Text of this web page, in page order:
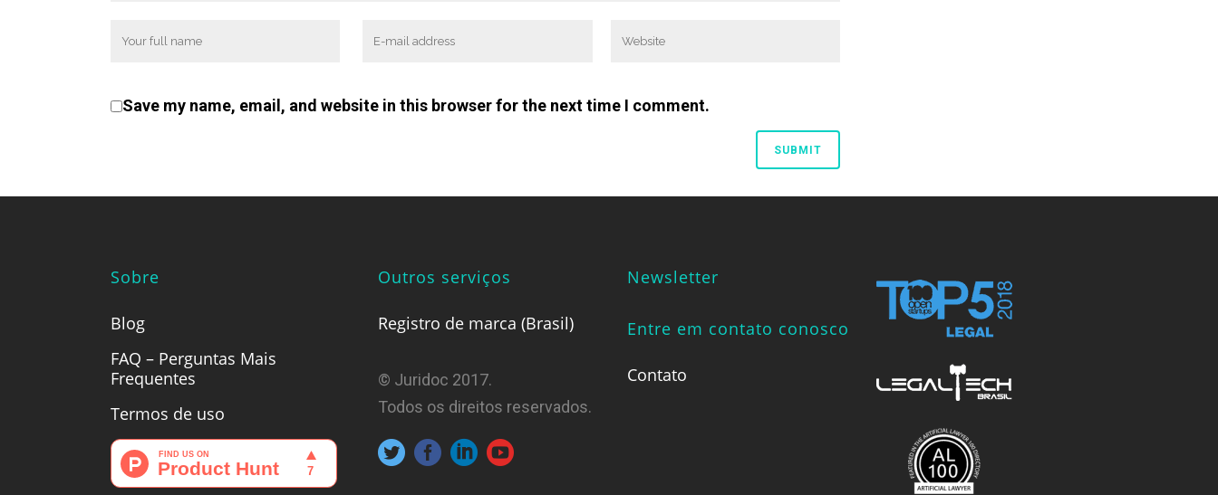
Save my name, email, and website in this browser for the next time I comment.
Sobre
Blog
FAQ – Perguntas Mais
Frequentes
Termos de uso
Outros serviços
Registro de marca (Brasil)
© Juridoc 2017.
Todos os direitos reservados.
Newsletter
Entre em contato conosco
Contato